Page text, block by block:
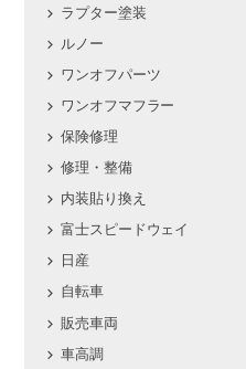
ラプター塗装
ルノー
ワンオフパーツ
ワンオフマフラー
保険修理
修理・整備
内装貼り換え
富士スピードウェイ
日産
自転車
販売車両
車高調